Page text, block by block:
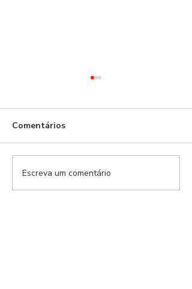
Modalidades Benfica |
EP.159
Comentários
Escreva um comentário